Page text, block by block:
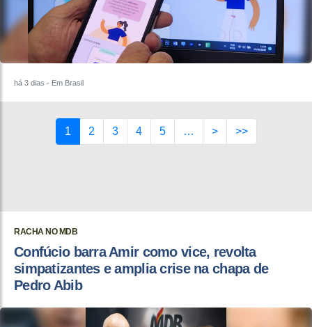
há 3 dias - Em Brasil
1 2 3 4 5 … > >>
RACHA NO MDB
Confúcio barra Amir como vice, revolta
simpatizantes e amplia crise na chapa de
Pedro Abib